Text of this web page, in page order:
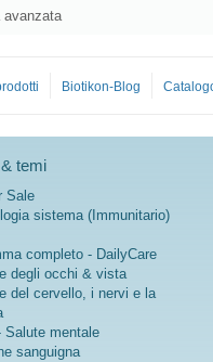
avanzata
Biotikon-Blog
temi
Sale
sistema (Immunitario)
completo - DailyCare
degli occhi & vista
del cervello, i nervi e la
Salute mentale
sanguigna